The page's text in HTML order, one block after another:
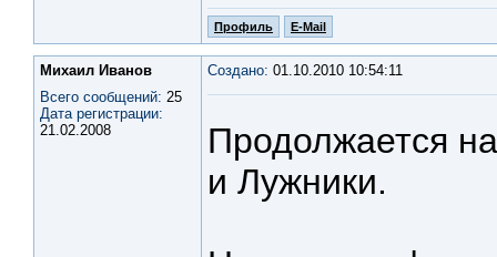
Профиль E-Mail
Михаил Иванов
Всего сообщений: 25
Дата регистрации:
21.02.2008
Создано: 01.10.2010 10:54:11
Продолжается
и Лужники.